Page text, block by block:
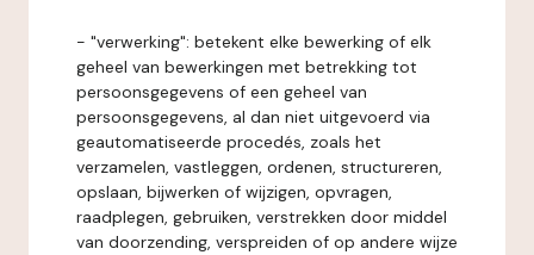
- "verwerking": betekent elke bewerking of elk
geheel van bewerkingen met betrekking tot
persoonsgegevens of een geheel van
persoonsgegevens, al dan niet uitgevoerd via
geautomatiseerde procedés, zoals het
verzamelen, vastleggen, ordenen, structureren,
opslaan, bijwerken of wijzigen, opvragen,
raadplegen, gebruiken, verstrekken door middel
van doorzending, verspreiden of op andere wijze